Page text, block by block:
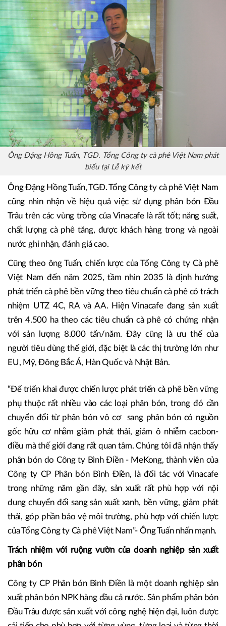
“Hai năm nay, do công ty sử dụng phân bón Đầu Trâu- Bình
Điền thấy vườn cà phê phát triển đồng đều, đạt 92% so
với năm 2008. Cây cà khỏe, lá xanh, dày, chất lượng hạt
cũng rất đạt”- Ông Nguyễn Văn Đại nói.
Ông Đặng Hồng Tuấn, TGĐ. Tổng Công ty cà phê Việt Nam phát
biểu tại Lễ ký kết
cũng nhìn nhận về hiệu quả việc sử dụng phân bón Đầu
Trâu trên các vùng trồng của Vinacafe là rất tốt; năng suất,
chất lượng cà phê tăng, được khách hàng trong và ngoài
nước ghi nhận, đánh giá cao.
Cũng theo ông Tuấn, chiến lược của Tổng Công ty Cà phê
Việt Nam đến năm 2025, tầm nhìn 2035 là định hướng
phát triển cà phê bền vững theo tiêu chuẩn cà phê có trách
trên 4.500 ha theo các tiêu chuẩn cà phê có chứng nhận
với sản lượng 8.000 tấn/năm. Đây cũng là ưu thế của
người tiêu dùng thế giới, đặc biệt là các thị trường lớn như
EU, Mỹ, Đông Bắc Á, Hàn Quốc và Nhật Bản.
“Để triển khai được chiến lược phát triển cà phê bền vững
phụ thuộc rất nhiều vào các loại phân bón, trong đó cần
chuyển đổi từ phân bón vô cơ sang phân bón có nguồn
gốc hữu cơ nhằm giảm phát thải, giảm ô nhiễm cacbon-
điều mà thế giới đang rất quan tâm. Chúng tôi đã nhận thấy
phân bón do Công ty Bình Điền - MeKong, thành viên của
trong những năm gần đây, sản xuất rất phù hợp với nội
dung chuyển đổi sang sản xuất xanh, bền vững, giảm phát
thải, góp phần bảo vệ môi trường, phù hợp với chiến lược
của Tổng Công ty Cà phê Việt Nam”- Ông Tuấn nhấn mạnh.
Trách nhiệm với ruộng vườn của doanh nghiệp sản xuất